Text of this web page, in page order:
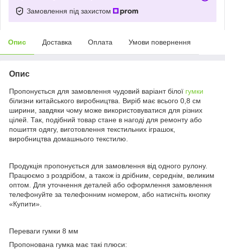
Замовлення під захистом
Опис Доставка Оплата Умови повернення
Опис
Пропонується для замовлення чудовий варіант білої гумки
білизни китайського виробництва. Виріб має всього 0,8 см
ширини, завдяки чому може використовуватися для різних
цілей. Так, подібний товар стане в нагоді для ремонту або
пошиття одягу, виготовлення текстильних іграшок,
виробництва домашнього текстилю.
Продукція пропонується для замовлення від одного рулону.
Працюємо з роздрібом, а також із дрібним, середнім, великим
оптом. Для уточнення деталей або оформлення замовлення
телефонуйте за телефонним номером, або натисніть кнопку
«Купити».
Переваги гумки 8 мм
Пропонована гумка має такі плюси: